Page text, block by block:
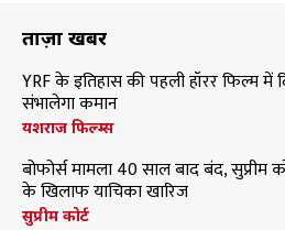
ताज़ा खबरें
YRF के इतिहास की पहली हॉरर फिल्म
संभालेगा कमान
यशराज फिल्म्स
बोफोर्स मामला 40 साल बाद बंद, सुप्रीम
के खिलाफ याचिका खारिज
सुप्रीम कोर्ट